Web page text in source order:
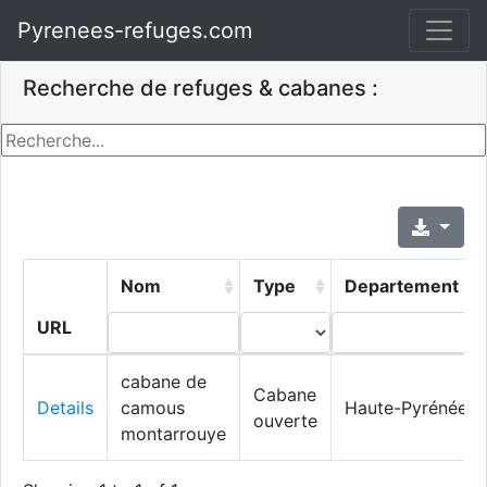
Pyrenees-refuges.com
Recherche de refuges & cabanes :
URL
Nom Type Departement
Details
cabane de
camous
montarrouye
Cabane
ouverte
Haute-Pyrénées